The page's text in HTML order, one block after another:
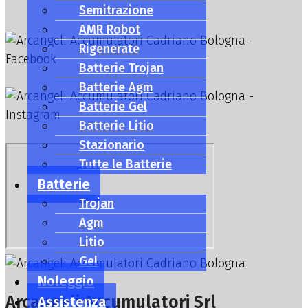
Semitrazione
AMR Robot
Rigenerate
Batterie Trojan
Batterie Agm
Batterie Gel
Batterie Litio
Stazionario
Tutte le Batterie
Batterie
Trojan
Agm
Litio
Gel
Noleggio
Assistenza
Arcangeli Accumulatori Srl